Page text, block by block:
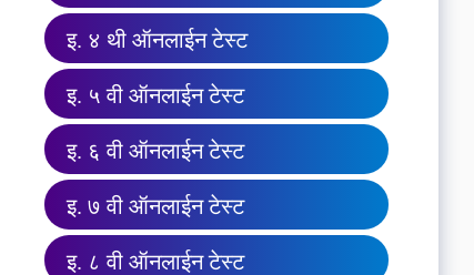
इ. ४ थी ऑनलाईन टेस्ट
इ. ५ वी ऑनलाईन टेस्ट
इ. ६ वी ऑनलाईन टेस्ट
इ. ७ वी ऑनलाईन टेस्ट
इ. ८ वी ऑनलाईन टेस्ट